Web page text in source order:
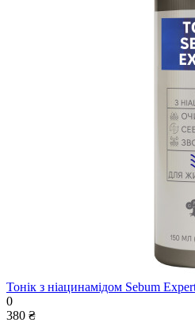
Тонік з ніацинамідом Sebum
0
380 ₴